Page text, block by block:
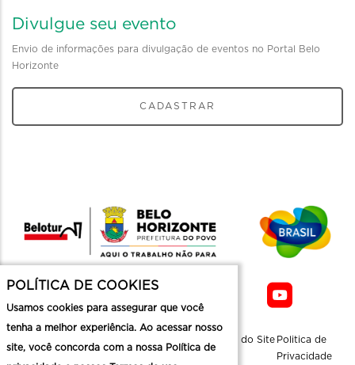
Divulgue seu evento
Envio de informações para divulgação de eventos no Portal Belo
Horizonte
CADASTRAR
Mapa do Site Politica de
Privacidade
POLÍTICA DE COOKIES
Usamos cookies para assegurar que você
tenha a melhor experiência. Ao acessar nosso
site, você concorda com a nossa Política de